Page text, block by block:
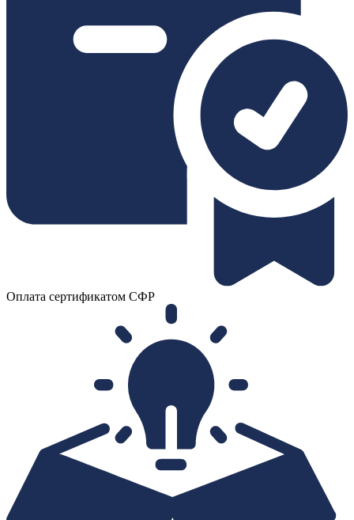
Оплата сертификатом СФР